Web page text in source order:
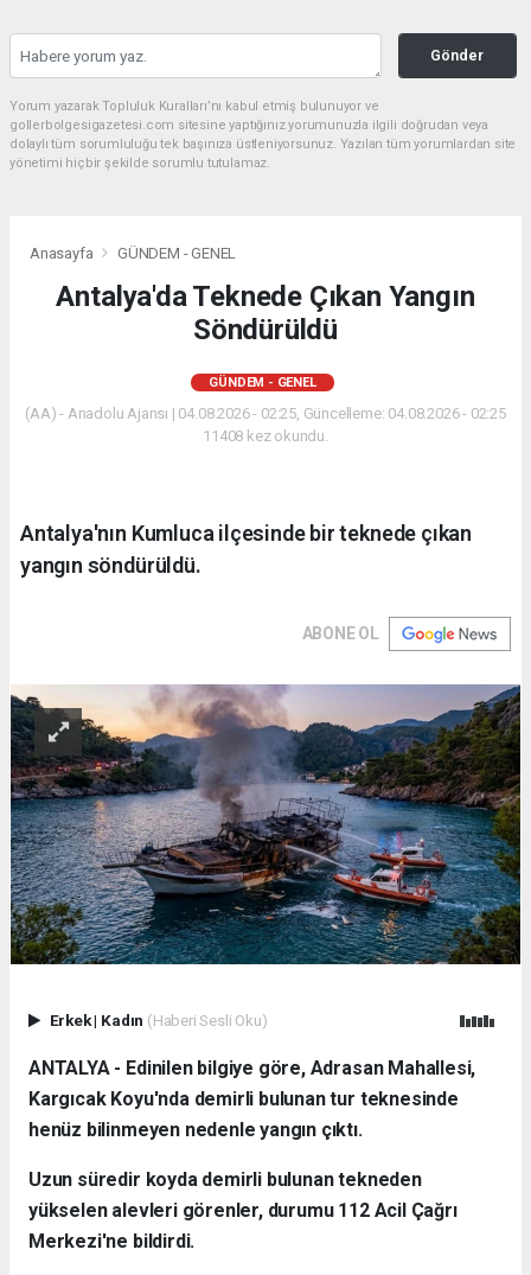
Gönder
Yorum yazarak Topluluk Kuralları’nı kabul etmiş bulunuyor ve
gollerbolgesigazetesi.com sitesine yaptığınız yorumunuzla ilgili doğrudan veya
dolaylı tüm sorumluluğu tek başınıza üstleniyorsunuz. Yazılan tüm yorumlardan site
yönetimi hiçbir şekilde sorumlu tutulamaz.
Anasayfa GÜNDEM - GENEL
Antalya'da Teknede Çıkan Yangın
Söndürüldü
GÜNDEM - GENEL
(AA) - Anadolu Ajansı | 04.08.2026 - 02:25, Güncelleme: 04.08.2026 - 02:25
11408 kez okundu.
Antalya'nın Kumluca ilçesinde bir teknede çıkan
yangın söndürüldü.
ABONE OL
Erkek| Kadın (Haberi Sesli Oku)
ANTALYA - Edinilen bilgiye göre, Adrasan Mahallesi,
Kargıcak Koyu'nda demirli bulunan tur teknesinde
henüz bilinmeyen nedenle yangın çıktı.
Uzun süredir koyda demirli bulunan tekneden
yükselen alevleri görenler, durumu 112 Acil Çağrı
Merkezi'ne bildirdi.